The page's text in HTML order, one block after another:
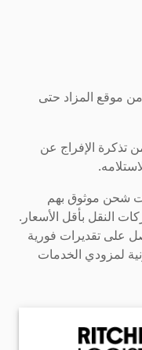
موقع المزاد حتى
تذكرة الإفراج عن
شحن موثوق بهم
النقل بأقل الأسعار.
على تقديرات فورية
لمزودي الخدمات